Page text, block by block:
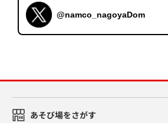
@namco_nagoyaDom
あそび場をさがす